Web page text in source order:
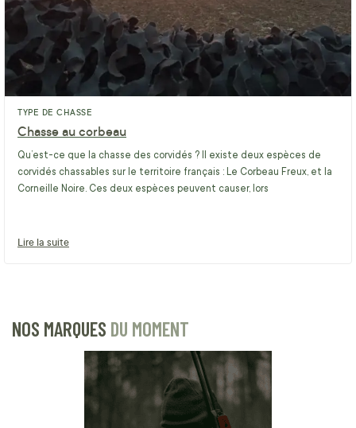
TYPE DE CHASSE
Chasse au corbeau
Qu’est-ce que la chasse des corvidés ? Il existe deux espèces de
corvidés chassables sur le territoire français : Le Corbeau Freux, et la
Corneille Noire. Ces deux espèces peuvent causer, lors
Lire la suite
NOS MARQUES DU MOMENT